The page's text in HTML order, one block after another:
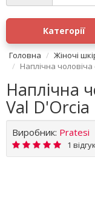
Категорії
Головна
Жіночі
Наплічна
Наплічна
Val D'Orcia
Виробник: Pratesi
1